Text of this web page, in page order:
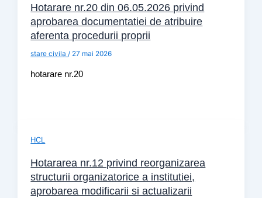
Hotarare nr.20 din 06.05.2026 privind
aprobarea documentatiei de atribuire
aferenta procedurii proprii
stare civila/ 27 mai 2026
hotarare nr.20
HCL
Hotararea nr.12 privind reorganizarea
structurii organizatorice a institutiei,
aprobarea modificarii si actualizarii